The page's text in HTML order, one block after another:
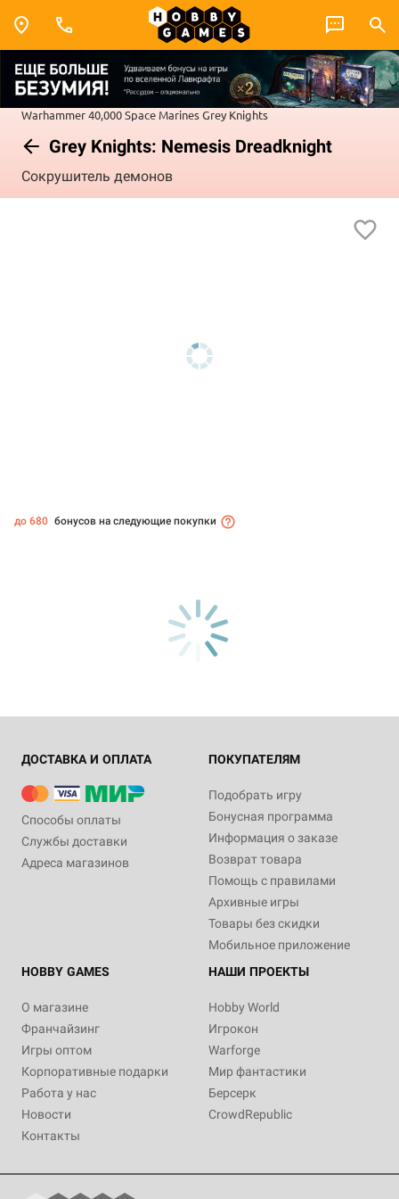
Warhammer 40,000Space MarinesGrey Knights
Grey Knights: Nemesis Dreadknight
Сокрушитель демонов
до 680 бонусов на следующие покупки
ДОСТАВКА И ОПЛАТА
Способы оплаты
Службы доставки
Адреса магазинов
ПОКУПАТЕЛЯМ
Подобрать игру
Бонусная программа
Информация о заказе
Возврат товара
Помощь с правилами
Архивные игры
Товары без скидки
Мобильное приложение
HOBBY GAMES
О магазине
Франчайзинг
Игры оптом
Корпоративные подарки
Работа у нас
Новости
Контакты
НАШИ ПРОЕКТЫ
Hobby World
Игрокон
Warforge
Мир фантастики
Берсерк
CrowdRepublic